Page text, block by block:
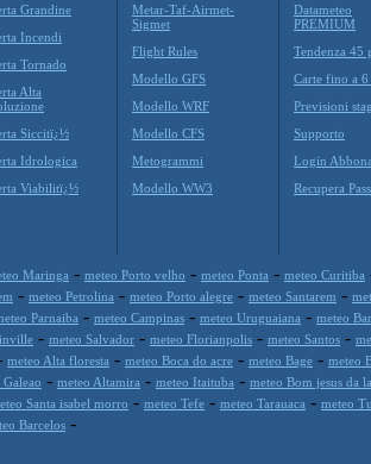
Grandine
Incendi
Tornado
Alta
Siccitï¿½
Idrologica
Viabilitï¿½
Metar-Taf-Airmet-
Sigmet
Flight Rules
Modello GFS
Modello WRF
Modello CFS
Metogrammi
Modello WW3
Datameteo
PREMIUM
Tendenza 45
Carte fino a 6
Previsioni
Supporto
Login
Recupera
Maringa - meteo Porto velho - meteo Ponta - meteo Curitiba
- meteo Petrolina - meteo Porto alegre - meteo Santarem -
Parnaiba - meteo Campinas - meteo Uruguaiana - meteo
- meteo Salvador - meteo Florianpolis - meteo Santos -
meteo Alta floresta - meteo Boca do acre - meteo Bage - meteo
Galeao - meteo Altamira - meteo Itaituba - meteo Bom jesus da
Santa isabel morro - meteo Tefe - meteo Tarauaca - meteo
Barcelos -